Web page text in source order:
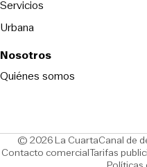
Servicios
Urbana
Nosotros
Quiénes somos
© 2026 La CuartaCanal de
Contacto comercialOpens in
Tarifas